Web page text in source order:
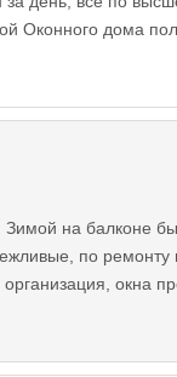
Оконного дома
на балконе
по ремонту
окна